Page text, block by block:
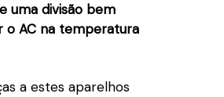
uma divisão bem
o AC na temperatura
a estes aparelhos